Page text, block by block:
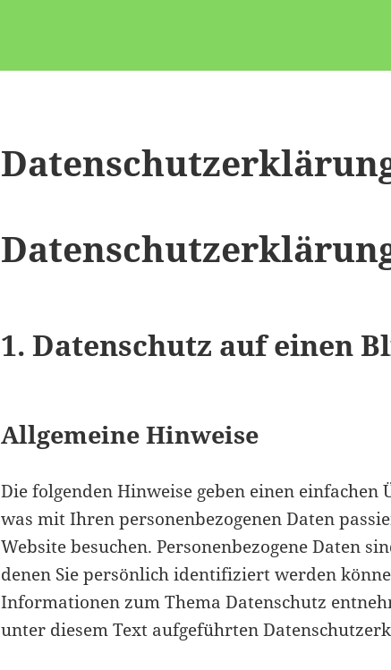
1. Datenschutz auf einen
Allgemeine Hinweise
Die folgenden Hinweise geben einen einfachen
was mit Ihren personenbezogenen Daten
Website besuchen. Personenbezogene Daten
denen Sie persönlich identifiziert werden
Informationen zum Thema Datenschutz
unter diesem Text aufgeführten